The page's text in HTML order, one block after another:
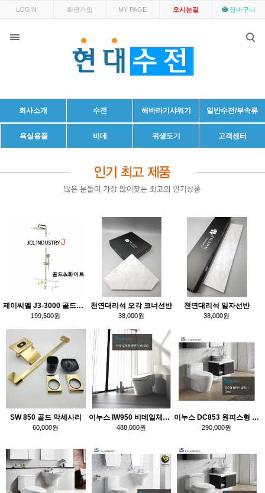
LOGIN 회원가입 MY PAGE 오시는길 장바구니
회사소개 수전 해바라기샤워기 일반수전/부속류
욕실용품 비데 위생도기 고객센터
제이씨엘 J3-3000 골드&화이트 선반형해바라기
199,500원
천연대리석 오각 코너선반
38,000원
천연대리석 일자선반
38,000원
SW 850 골드 악세사리
60,000원
이누스 IW950 비데일체형 양변기
488,000원
이누스 DC853 원피스형 양변기
290,000원